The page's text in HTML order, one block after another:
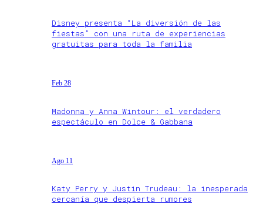
Disney presenta “La diversión de las
fiestas” con una ruta de experiencias
gratuitas para toda la familia
Feb 28
Madonna y Anna Wintour: el verdadero
espectáculo en Dolce & Gabbana
Ago 11
Katy Perry y Justin Trudeau: la inesperada
cercanía que despierta rumores